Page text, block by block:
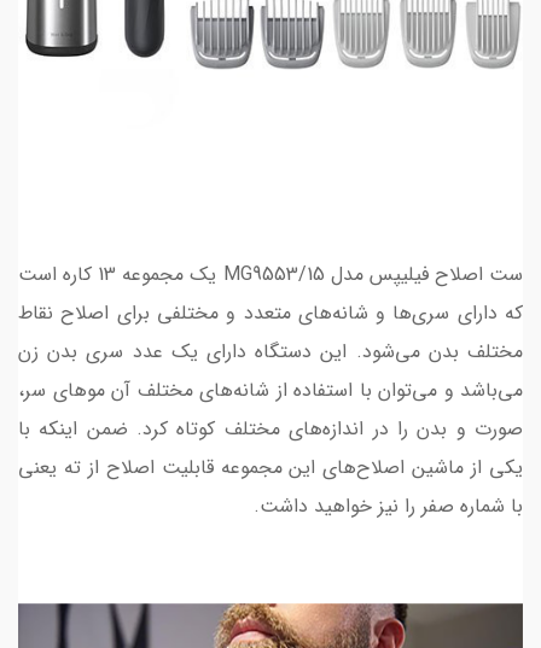
ست اصلاح فیلیپس مدل MG9553/15 یک مجموعه 13 کاره است
که دارای سری‌ها و شانه‌های متعدد و مختلفی برای اصلاح نقاط
مختلف بدن می‌شود. این دستگاه دارای یک عدد سری بدن زن
می‌باشد و می‌توان با استفاده از شانه‌های مختلف آن موهای سر،
صورت و بدن را در اندازه‌های مختلف کوتاه کرد. ضمن اینکه با
یکی از ماشین اصلاح‌های این مجموعه قابلیت اصلاح از ته یعنی
با شماره صفر را نیز خواهید داشت.